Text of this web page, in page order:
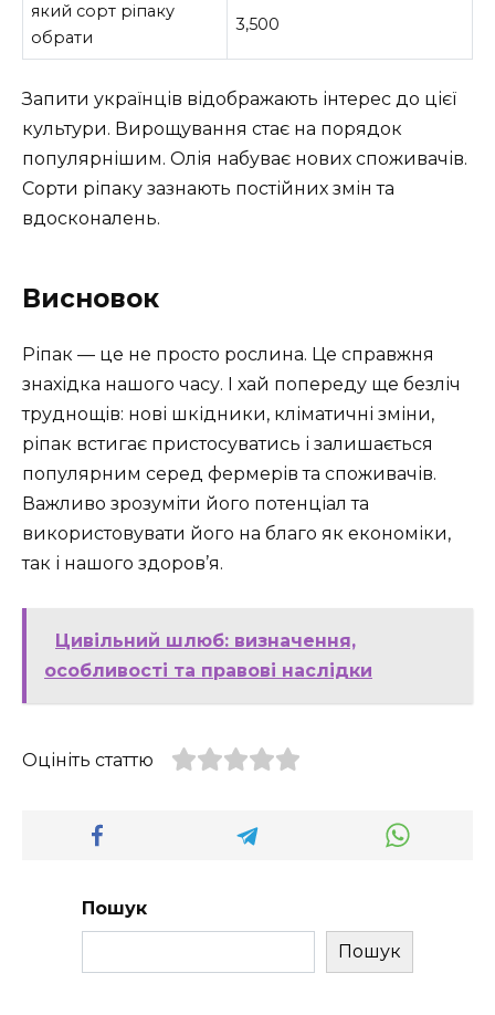
який сорт ріпаку
обрати
3,500
Запити українців відображають інтерес до цієї
культури. Вирощування стає на порядок
популярнішим. Олія набуває нових споживачів.
Сорти ріпаку зазнають постійних змін та
вдосконалень.
Висновок
Ріпак — це не просто рослина. Це справжня
знахідка нашого часу. І хай попереду ще безліч
труднощів: нові шкідники, кліматичні зміни,
ріпак встигає пристосуватись і залишається
популярним серед фермерів та споживачів.
Важливо зрозуміти його потенціал та
використовувати його на благо як економіки,
так і нашого здоров’я.
Цивільний шлюб: визначення,
особливості та правові наслідки
Оцініть статтю
Пошук
Пошук